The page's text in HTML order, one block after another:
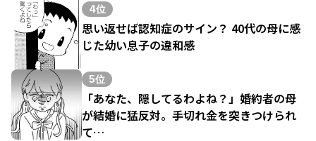
4位
思い返せば認知症のサイン？ 40代の母に感
じた幼い息子の違和感
5位
「あなた、隠してるわよね？」婚約者の母
が結婚に猛反対。手切れ金を突きつけられ
て…